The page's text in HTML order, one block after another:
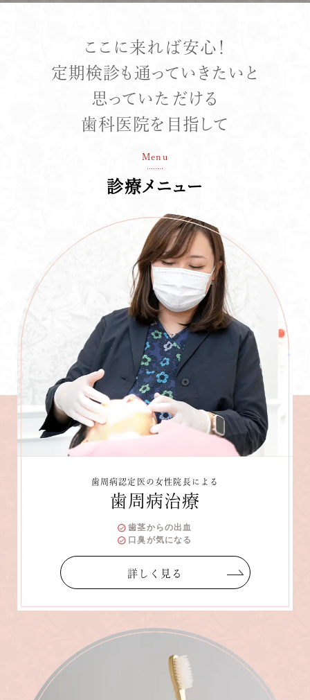
ここに来れば安心！
定期検診も通っていきたいと
思っていただける
歯科医院を目指して
Menu
診療メニュー
歯周病認定医の女性院長による
歯周病治療
歯茎からの出血
口臭が気になる
詳しく見る